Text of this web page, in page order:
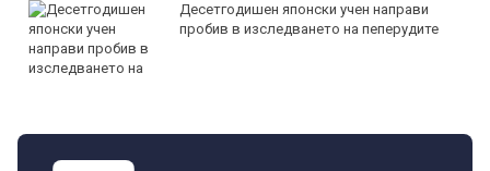
Десетгодишен японски учен направи
пробив в изследването на пеперудите